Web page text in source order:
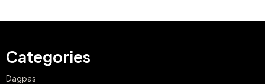
Categories
Dagpas